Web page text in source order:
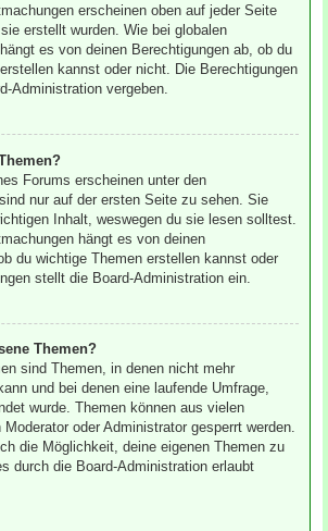
erscheinen oben auf jeder Seite
erstellt wurden. Wie bei globalen
es von deinen Berechtigungen ab, ob du
kannst oder nicht. Die Berechtigungen
Administration vergeben.
Forums erscheinen unter den
nur auf der ersten Seite zu sehen. Sie
Inhalt, weswegen du sie lesen solltest.
hängt es von deinen
du wichtige Themen erstellen kannst oder
stellt die Board-Administration ein.
Themen?
sind Themen, in denen nicht mehr
und bei denen eine laufende Umfrage,
wurde. Themen können aus vielen
oder Administrator gesperrt werden.
die Möglichkeit, deine eigenen Themen zu
durch die Board-Administration erlaubt